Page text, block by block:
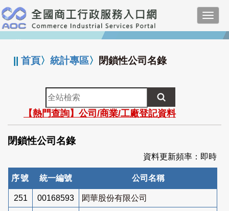
跳
到
主
要
:::
||首頁〉統計專區〉 閉鎖性公司名錄
全
站
檢
索
【熱門查詢】公司/商業/工廠登記資料
閉鎖性公司名錄
資料更新頻率：即時
序號 統一編號 公司名稱
251 00168593 閎華股份有限公司